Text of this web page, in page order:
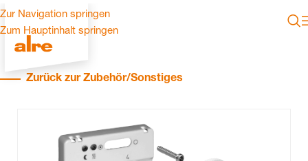
Zur Navigation springen
Zum Hauptinhalt springen
Zurück zur Zubehör/Sonstiges